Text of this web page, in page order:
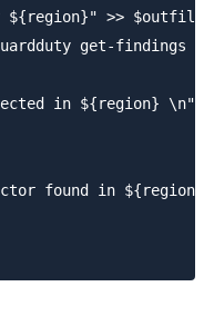
>> $outfile
get-findings
in ${region} \n"
found in